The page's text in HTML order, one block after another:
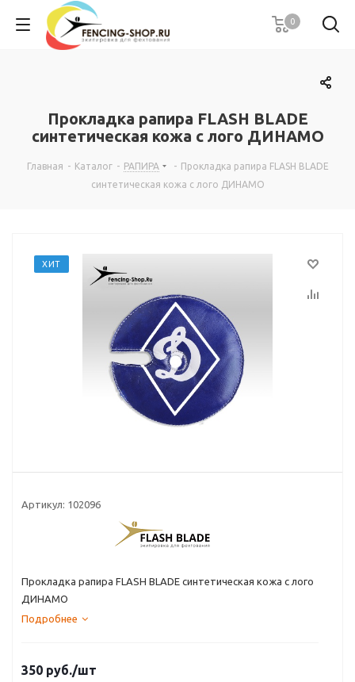
0
Прокладка рапира FLASH BLADE
синтетическая кожа с лого ДИНАМО
Главная - Каталог - РАПИРА - Прокладка рапира FLASH BLADE
синтетическая кожа с лого ДИНАМО
ХИТ
Артикул: 102096
Прокладка рапира FLASH BLADE синтетическая кожа с лого
ДИНАМО
Подробнее
350 руб./шт